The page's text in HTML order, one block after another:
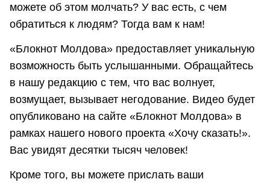
можете об этом молчать? У вас есть, с чем
обратиться к людям? Тогда вам к нам!
«Блокнот Молдова» предоставляет уникальную
возможность быть услышанными. Обращайтесь
в нашу редакцию с тем, что вас волнует,
возмущает, вызывает негодование. Видео будет
опубликовано на сайте «Блокнот Молдова» в
рамках нашего нового проекта «Хочу сказать!».
Вас увидят десятки тысяч человек!
Кроме того, вы можете прислать ваши